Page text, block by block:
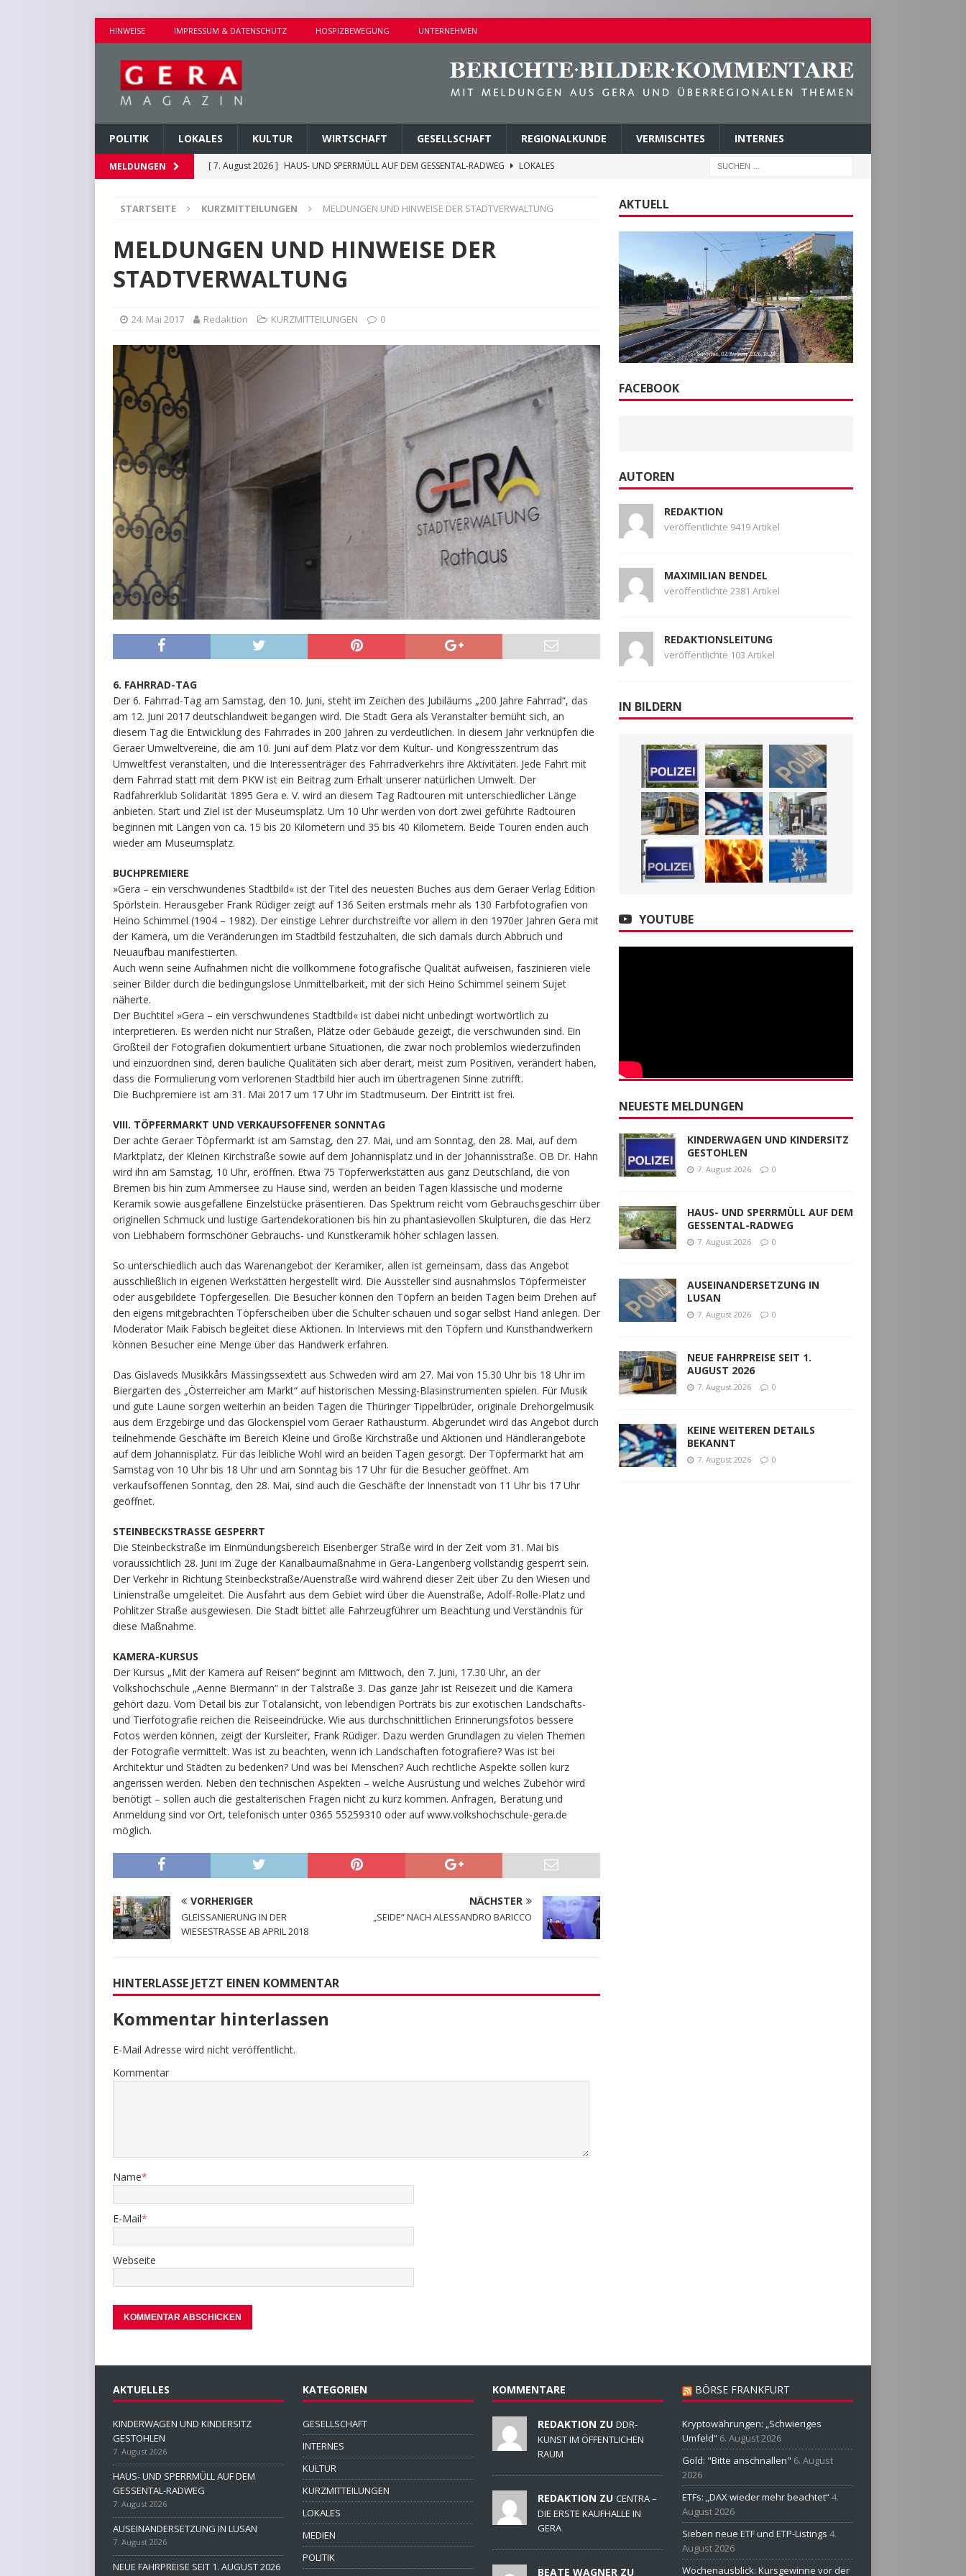
HINWEISE IMPRESSUM & DATENSCHUTZ HOSPIZBEWEGUNG UNTERNEHMEN
POLITIK LOKALES KULTUR WIRTSCHAFT GESELLSCHAFT REGIONALKUNDE VERMISCHTES INTERNES
MELDUNGEN [ 7. August 2026 ] HAUS- UND SPERRMÜLL AUF DEM GESSENTAL-RADWEG
LOKALES
[ 7. August 2026 ] NEUE FAHRPREISE SEIT 1. AUGUST 2026
LOKALES
[ 7. August 2026 ]
KEINE WEITEREN DETAILS BEKANNT
VERMISCHTES
STARTSEITE KURZMITTEILUNGEN MELDUNGEN UND HINWEISE DER STADTVERWALTUNG
MELDUNGEN UND HINWEISE DER
STADTVERWALTUNG
24. Mai 2017 Redaktion KURZMITTEILUNGEN 0
6. FAHRRAD-TAG
Der 6. Fahrrad-Tag am Samstag, den 10. Juni, steht im Zeichen des Jubiläums „200 Jahre Fahrrad“, das
am 12. Juni 2017 deutschlandweit begangen wird. Die Stadt Gera als Veranstalter bemüht sich, an
diesem Tag die Entwicklung des Fahrrades in 200 Jahren zu verdeutlichen. In diesem Jahr verknüpfen die
Geraer Umweltvereine, die am 10. Juni auf dem Platz vor dem Kultur- und Kongresszentrum das
Umweltfest veranstalten, und die Interessenträger des Fahrradverkehrs ihre Aktivitäten. Jede Fahrt mit
dem Fahrrad statt mit dem PKW ist ein Beitrag zum Erhalt unserer natürlichen Umwelt. Der
Radfahrerklub Solidarität 1895 Gera e. V. wird an diesem Tag Radtouren mit unterschiedlicher Länge
anbieten. Start und Ziel ist der Museumsplatz. Um 10 Uhr werden von dort zwei geführte Radtouren
beginnen mit Längen von ca. 15 bis 20 Kilometern und 35 bis 40 Kilometern. Beide Touren enden auch
wieder am Museumsplatz.
BUCHPREMIERE
»Gera – ein verschwundenes Stadtbild« ist der Titel des neuesten Buches aus dem Geraer Verlag Edition
Spörlstein. Herausgeber Frank Rüdiger zeigt auf 136 Seiten erstmals mehr als 130 Farbfotografien von
Heino Schimmel (1904 – 1982). Der einstige Lehrer durchstreifte vor allem in den 1970er Jahren Gera mit
der Kamera, um die Veränderungen im Stadtbild festzuhalten, die sich damals durch Abbruch und
Neuaufbau manifestierten.
Auch wenn seine Aufnahmen nicht die vollkommene fotografische Qualität aufweisen, faszinieren viele
seiner Bilder durch die bedingungslose Unmittelbarkeit, mit der sich Heino Schimmel seinem Sujet
näherte.
Der Buchtitel »Gera – ein verschwundenes Stadtbild« ist dabei nicht unbedingt wortwörtlich zu
interpretieren. Es werden nicht nur Straßen, Plätze oder Gebäude gezeigt, die verschwunden sind. Ein
Großteil der Fotografien dokumentiert urbane Situationen, die zwar noch problemlos wiederzufinden
und einzuordnen sind, deren bauliche Qualitäten sich aber derart, meist zum Positiven, verändert haben,
dass die Formulierung vom verlorenen Stadtbild hier auch im übertragenen Sinne zutrifft.
Die Buchpremiere ist am 31. Mai 2017 um 17 Uhr im Stadtmuseum. Der Eintritt ist frei.
VIII. TÖPFERMARKT UND VERKAUFSOFFENER SONNTAG
Der achte Geraer Töpfermarkt ist am Samstag, den 27. Mai, und am Sonntag, den 28. Mai, auf dem
Marktplatz, der Kleinen Kirchstraße sowie auf dem Johannisplatz und in der Johannisstraße. OB Dr. Hahn
wird ihn am Samstag, 10 Uhr, eröffnen. Etwa 75 Töpferwerkstätten aus ganz Deutschland, die von
Bremen bis hin zum Ammersee zu Hause sind, werden an beiden Tagen klassische und moderne
Keramik sowie ausgefallene Einzelstücke präsentieren. Das Spektrum reicht vom Gebrauchsgeschirr über
originellen Schmuck und lustige Gartendekorationen bis hin zu phantasievollen Skulpturen, die das Herz
von Liebhabern formschöner Gebrauchs- und Kunstkeramik höher schlagen lassen.
So unterschiedlich auch das Warenangebot der Keramiker, allen ist gemeinsam, dass das Angebot
ausschließlich in eigenen Werkstätten hergestellt wird. Die Aussteller sind ausnahmslos Töpfermeister
oder ausgebildete Töpfergesellen. Die Besucher können den Töpfern an beiden Tagen beim Drehen auf
den eigens mitgebrachten Töpferscheiben über die Schulter schauen und sogar selbst Hand anlegen. Der
Moderator Maik Fabisch begleitet diese Aktionen. In Interviews mit den Töpfern und Kunsthandwerkern
können Besucher eine Menge über das Handwerk erfahren.
Das Gislaveds Musikkårs Mässingssextett aus Schweden wird am 27. Mai von 15.30 Uhr bis 18 Uhr im
Biergarten des „Österreicher am Markt“ auf historischen Messing-Blasinstrumenten spielen. Für Musik
und gute Laune sorgen weiterhin an beiden Tagen die Thüringer Tippelbrüder, originale Drehorgelmusik
aus dem Erzgebirge und das Glockenspiel vom Geraer Rathausturm. Abgerundet wird das Angebot durch
teilnehmende Geschäfte im Bereich Kleine und Große Kirchstraße und Aktionen und Händlerangebote
auf dem Johannisplatz. Für das leibliche Wohl wird an beiden Tagen gesorgt. Der Töpfermarkt hat am
Samstag von 10 Uhr bis 18 Uhr und am Sonntag bis 17 Uhr für die Besucher geöffnet. Am
verkaufsoffenen Sonntag, den 28. Mai, sind auch die Geschäfte der Innenstadt von 11 Uhr bis 17 Uhr
geöffnet.
STEINBECKSTRASSE GESPERRT
Die Steinbeckstraße im Einmündungsbereich Eisenberger Straße wird in der Zeit vom 31. Mai bis
voraussichtlich 28. Juni im Zuge der Kanalbaumaßnahme in Gera-Langenberg vollständig gesperrt sein.
Der Verkehr in Richtung Steinbeckstraße/Auenstraße wird während dieser Zeit über Zu den Wiesen und
Linienstraße umgeleitet. Die Ausfahrt aus dem Gebiet wird über die Auenstraße, Adolf-Rolle-Platz und
Pohlitzer Straße ausgewiesen. Die Stadt bittet alle Fahrzeugführer um Beachtung und Verständnis für
diese Maßnahme.
KAMERA-KURSUS
Der Kursus „Mit der Kamera auf Reisen“ beginnt am Mittwoch, den 7. Juni, 17.30 Uhr, an der
Volkshochschule „Aenne Biermann“ in der Talstraße 3. Das ganze Jahr ist Reisezeit und die Kamera
gehört dazu. Vom Detail bis zur Totalansicht, von lebendigen Porträts bis zur exotischen Landschafts-
und Tierfotografie reichen die Reiseeindrücke. Wie aus durchschnittlichen Erinnerungsfotos bessere
Fotos werden können, zeigt der Kursleiter, Frank Rüdiger. Dazu werden Grundlagen zu vielen Themen
der Fotografie vermittelt. Was ist zu beachten, wenn ich Landschaften fotografiere? Was ist bei
Architektur und Städten zu bedenken? Und was bei Menschen? Auch rechtliche Aspekte sollen kurz
angerissen werden. Neben den technischen Aspekten – welche Ausrüstung und welches Zubehör wird
benötigt – sollen auch die gestalterischen Fragen nicht zu kurz kommen. Anfragen, Beratung und
Anmeldung sind vor Ort, telefonisch unter 0365 55259310 oder auf www.volkshochschule-gera.de
möglich.
VORHERIGER
GLEISSANIERUNG IN DER
WIESESTRASSE AB APRIL 2018
NÄCHSTER
„SEIDE“ NACH ALESSANDRO BARICCO
HINTERLASSE JETZT EINEN KOMMENTAR
Kommentar hinterlassen
E-Mail Adresse wird nicht veröffentlicht.
Kommentar
Name*
E-Mail*
Webseite
AKTUELL
FACEBOOK
AUTOREN
REDAKTION
veröffentlichte 9419 Artikel
MAXIMILIAN BENDEL
veröffentlichte 2381 Artikel
REDAKTIONSLEITUNG
veröffentlichte 103 Artikel
IN BILDERN
YOUTUBE
NEUESTE MELDUNGEN
KINDERWAGEN UND KINDERSITZ
GESTOHLEN
7. August 2026 0
HAUS- UND SPERRMÜLL AUF DEM
GESSENTAL-RADWEG
7. August 2026 0
AUSEINANDERSETZUNG IN
LUSAN
7. August 2026 0
NEUE FAHRPREISE SEIT 1.
AUGUST 2026
7. August 2026 0
KEINE WEITEREN DETAILS
BEKANNT
7. August 2026 0
AKTUELLES
KINDERWAGEN UND KINDERSITZ
GESTOHLEN
7. August 2026
HAUS- UND SPERRMÜLL AUF DEM
GESSENTAL-RADWEG
7. August 2026
AUSEINANDERSETZUNG IN LUSAN
7. August 2026
NEUE FAHRPREISE SEIT 1. AUGUST 2026
KATEGORIEN
GESELLSCHAFT
INTERNES
KULTUR
KURZMITTEILUNGEN
LOKALES
MEDIEN
POLITIK
KOMMENTARE
REDAKTION ZU DDR-
KUNST IM ÖFFENTLICHEN
RAUM
REDAKTION ZU CENTRA –
DIE ERSTE KAUFHALLE IN
GERA
BEATE WAGNER ZU
BÖRSE FRANKFURT
Kryptowährungen: „Schwieriges
Umfeld“ 6. August 2026
Gold: "Bitte anschnallen" 6. August
2026
ETFs: „DAX wieder mehr beachtet“4.
August 2026
Sieben neue ETF und ETP-Listings 4.
August 2026
Wochenausblick: Kursgewinne vor der